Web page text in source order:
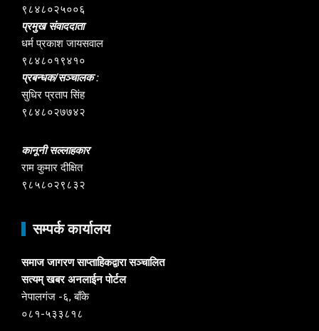
९८४८०२५००६
प्रमुख संवाददाता
धर्म प्रकाश जायसवाल
९८४८०१९४१०
प्रबन्धक/सञ्चालक :
सुधिर प्रताप सिंह
९८४८०२७७४२
कानूनी सल्लाहकार
राम कुमार दीक्षित
९८५८०२९८३२
सम्पर्क कार्यालय
समाज जागरण साप्ताहिकद्वारा सञ्चालित
सत्यम् खबर अनलाईन पोर्टल
नेपालगंज -६, बाँके
०८१-५३३८१८